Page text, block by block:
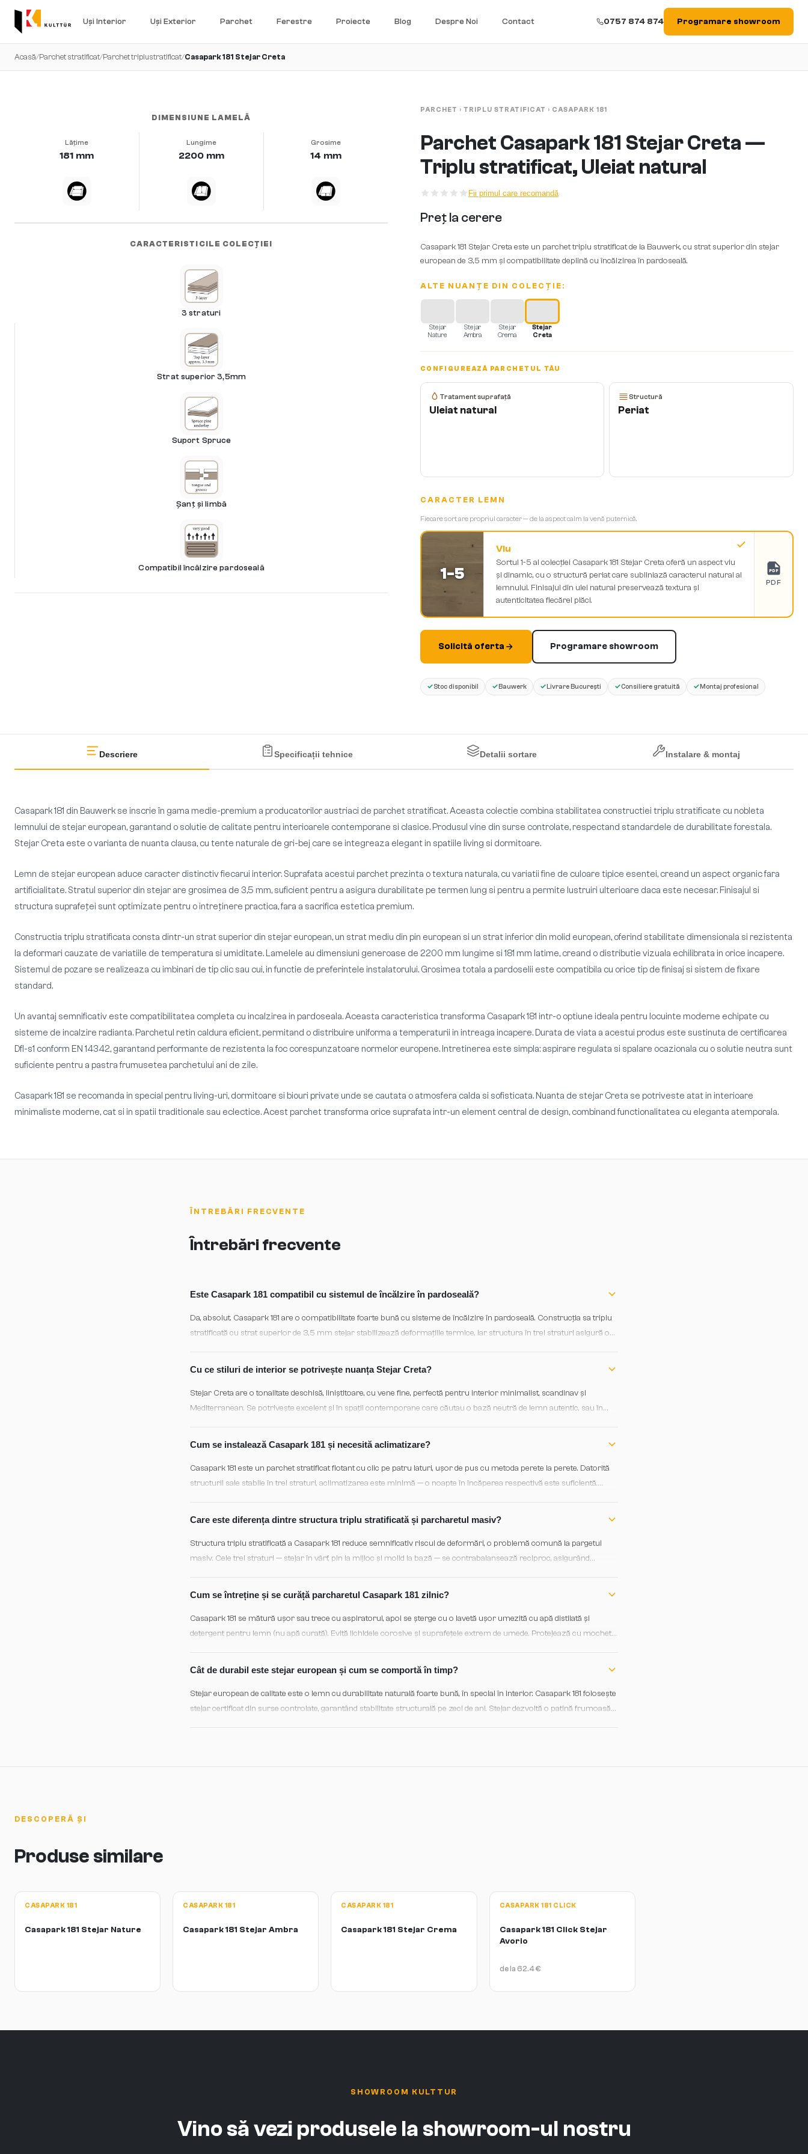
Uși Interior Uși Exterior Parchet Ferestre Proiecte Blog Despre Noi Contact 0757 874 874 Programare showroom
Acasă/Parchet stratificat/Parchet triplustratificat/Casapark 181 Stejar Creta
DIMENSIUNE LAMELĂ
Lățime
181 mm
Lungime
2200 mm
Grosime
14 mm
CARACTERISTICILE COLECȚIEI
3 straturi
Strat superior 3,5mm
Suport Spruce
Șanț și limbă
Compatibil încălzire pardoseală
PARCHET › TRIPLU STRATIFICAT › CASAPARK 181
Parchet Casapark 181 Stejar Creta —
Triplu stratificat, Uleiat natural
Fii primul care recomandă
Preț la cerere
Casapark 181 Stejar Creta este un parchet triplu stratificat de la Bauwerk, cu strat superior din stejar
european de 3,5 mm și compatibilitate deplină cu încălzirea în pardoseală.
ALTE NUANȚE DIN COLECȚIE:
Stejar
Nature
Stejar
Ambra
Stejar
Crema
Stejar
Creta
CONFIGUREAZĂ PARCHETUL TĂU
Tratament suprafață
Uleiat natural
Structură
Periat
CARACTER LEMN
Fiecare sort are propriul caracter — de la aspect calm la venă puternică.
1-5
Viu
Sortul 1-5 al colecției Casapark 181 Stejar Creta oferă un aspect viu
și dinamic, cu o structură periat care subliniază caracterul natural al
lemnului. Finisajul din ulei natural preservează textura și
autenticitatea fiecărei plăci.
PDF
PDF
Solicită oferta Programare showroom
✓Stoc disponibil ✓ Bauwerk ✓ Livrare București ✓Consiliere gratuită ✓ Montaj profesional
Descriere Specificații tehnice Detalii sortare Instalare & montaj
Casapark 181 din Bauwerk se inscrie în gama medie-premium a producatorilor austriaci de parchet stratificat. Aceasta colectie combina stabilitatea constructiei triplu stratificate cu nobleta
lemnului de stejar european, garantand o solutie de calitate pentru interioarele contemporane si clasice. Produsul vine din surse controlate, respectand standardele de durabilitate forestala.
Stejar Creta este o varianta de nuanta clausa, cu tente naturale de gri-bej care se integreaza elegant in spatiile living si dormitoare.
Lemn de stejar european aduce caracter distinctiv fiecarui interior. Suprafata acestui parchet prezinta o textura naturala, cu variatii fine de culoare tipice esentei, creand un aspect organic fara
artificialitate. Stratul superior din stejar are grosimea de 3,5 mm, suficient pentru a asigura durabilitate pe termen lung si pentru a permite lustruiri ulterioare daca este necesar. Finisajul si
structura suprafeței sunt optimizate pentru o intreținere practica, fara a sacrifica estetica premium.
Constructia triplu stratificata consta dintr-un strat superior din stejar european, un strat mediu din pin european si un strat inferior din molid european, oferind stabilitate dimensionala si rezistenta
la deformari cauzate de variatiile de temperatura si umiditate. Lamelele au dimensiuni generoase de 2200 mm lungime si 181 mm latime, creand o distributie vizuala echilibrata in orice incapere.
Sistemul de pozare se realizeaza cu imbinari de tip clic sau cui, in functie de preferintele instalatorului. Grosimea totala a pardoselii este compatibila cu orice tip de finisaj si sistem de fixare
standard.
Un avantaj semnificativ este compatibilitatea completa cu incalzirea in pardoseala. Aceasta caracteristica transforma Casapark 181 intr-o optiune ideala pentru locuinte moderne echipate cu
sisteme de incalzire radianta. Parchetul retin caldura eficient, permitand o distribuire uniforma a temperaturii in intreaga incapere. Durata de viata a acestui produs este sustinuta de certificarea
Dfl-s1 conform EN 14342, garantand performante de rezistenta la foc corespunzatoare normelor europene. Intretinerea este simpla: aspirare regulata si spalare ocazionala cu o solutie neutra sunt
suficiente pentru a pastra frumusetea parchetului ani de zile.
Casapark 181 se recomanda in special pentru living-uri, dormitoare si biouri private unde se cautata o atmosfera calda si sofisticata. Nuanta de stejar Creta se potriveste atat in interioare
minimaliste moderne, cat si in spatii traditionale sau eclectice. Acest parchet transforma orice suprafata intr-un element central de design, combinand functionalitatea cu eleganta atemporala.
ÎNTREBĂRI FRECVENTE
Întrebări frecvente
Este Casapark 181 compatibil cu sistemul de încălzire în pardoseală?
Da, absolut. Casapark 181 are o compatibilitate foarte bună cu sisteme de încălzire în pardoseală. Construcția sa triplu
stratificată cu strat superior de 3,5 mm stejar stabilizează deformațiile termice, iar structura în trei straturi asigură o
Cu ce stiluri de interior se potrivește nuanța Stejar Creta?
Stejar Creta are o tonalitate deschisă, liniștitoare, cu vene fine, perfectă pentru interior minimalist, scandinav și
Mediterranean. Se potrivește excelent și în spații contemporane care căutau o bază neutră de lemn autentic, sau în
Cum se instalează Casapark 181 și necesită aclimatizare?
Casapark 181 este un parchet stratificat flotant cu clic pe patru laturi, ușor de pus cu metoda perete la perete. Datorită
structurii sale stabile în trei straturi, aclimatizarea este minimă — o noapte în încăperea respectivă este suficientă.
Care este diferența dintre structura triplu stratificată și parcharetul masiv?
Structura triplu stratificată a Casapark 181 reduce semnificativ riscul de deformări, o problemă comună la pargetul
masiv. Cele trei straturi — stejar în vârf, pin la mijloc și molid la bază — se contrabalansează reciproc, asigurând
încălzire și pentru clime variabile.
Cum se întreține și se curăță parcharetul Casapark 181 zilnic?
Casapark 181 se mătură ușor sau trece cu aspiratorul, apoi se șterge cu o lavetă ușor umezită cu apă distilată și
detergent pentru lemn (nu apă curată). Evită lichidele corosive și suprafețele extrem de umede. Protejează cu mochete
Cât de durabil este stejar european și cum se comportă în timp?
Stejar european de calitate este o lemn cu durabilitate naturală foarte bună, în special în interior. Casapark 181 folosește
stejar certificat din surse controlate, garantând stabilitate structurală pe zeci de ani. Stejar dezvoltă o patină frumoasă
DESCOPERĂ ȘI
Produse similare
CASAPARK 181
Casapark 181 Stejar Nature
CASAPARK 181
Casapark 181 Stejar Ambra
CASAPARK 181
Casapark 181 Stejar Crema
CASAPARK 181 CLICK
Casapark 181 Click Stejar
Avorio
de la 62.4€
SHOWROOM KULTTUR
Vino să vezi produsele la showroom-ul nostru